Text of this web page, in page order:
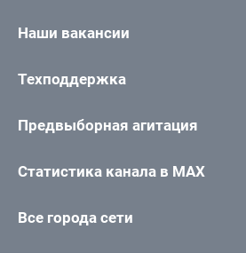
Наши вакансии
Техподдержка
Предвыборная агитация
Статистика канала в MAX
Все города сети